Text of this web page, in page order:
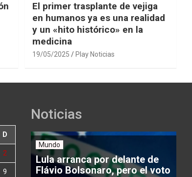
El primer trasplante de vejiga
en humanos ya es una realidad
y un «hito histórico» en la
medicina
19/05/2025 Play Noticias
D
2
9
Noticias
Mundo
Lula arranca por delante de
Flávio Bolsonaro, pero el voto